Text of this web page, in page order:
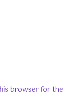
browser for the